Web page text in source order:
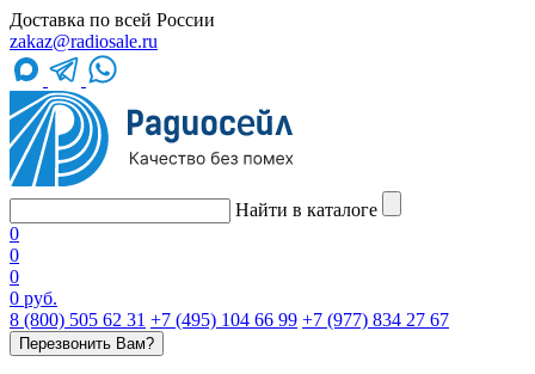
Доставка по всей России
zakaz@radiosale.ru
Найти в каталоге
0
0
0
0 руб.
8 (800) 505 62 31 +7 (495) 104 66 99 +7 (977) 834 27 67
Перезвонить Вам?